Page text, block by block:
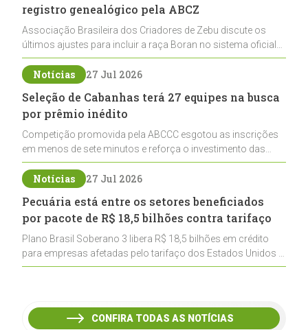
registro genealógico pela ABCZ
Associação Brasileira dos Criadores de Zebu discute os
últimos ajustes para incluir a raça Boran no sistema oficial
de registros, abrindo caminho para sua expansão na
pecuária nacional
Notícias 27 Jul 2026
Seleção de Cabanhas terá 27 equipes na busca
por prêmio inédito
Competição promovida pela ABCCC esgotou as inscrições
em menos de sete minutos e reforça o investimento das
cabanhas na seleção genética de Cavalos Crioulos voltados
ao laço
Notícias 27 Jul 2026
Pecuária está entre os setores beneficiados
por pacote de R$ 18,5 bilhões contra tarifaço
Plano Brasil Soberano 3 libera R$ 18,5 bilhões em crédito
para empresas afetadas pelo tarifaço dos Estados Unidos e
inclui a pecuária entre os setores estratégicos
CONFIRA TODAS AS NOTÍCIAS